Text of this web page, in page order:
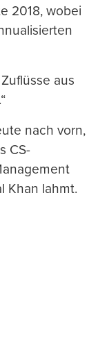
2018, wobei
aus
nach vorn,
CS-
Khan lahmt.